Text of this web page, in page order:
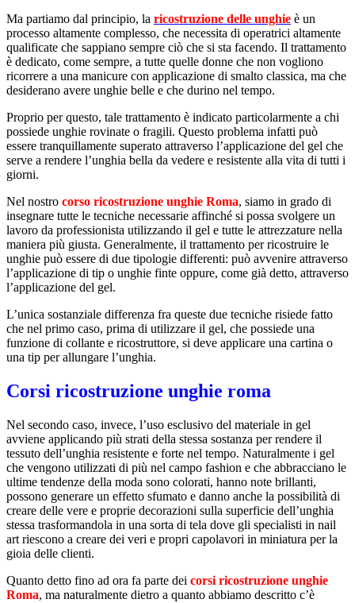
Ma partiamo dal principio, la ricostruzione delle unghie è un
processo altamente complesso, che necessita di operatrici altamente
qualificate che sappiano sempre ciò che si sta facendo. Il trattamento
è dedicato, come sempre, a tutte quelle donne che non vogliono
ricorrere a una manicure con applicazione di smalto classica, ma che
desiderano avere unghie belle e che durino nel tempo.
Proprio per questo, tale trattamento è indicato particolarmente a chi
possiede unghie rovinate o fragili. Questo problema infatti può
essere tranquillamente superato attraverso l’applicazione del gel che
serve a rendere l’unghia bella da vedere e resistente alla vita di tutti i
giorni.
Nel nostro corso ricostruzione unghie Roma, siamo in grado di
insegnare tutte le tecniche necessarie affinché si possa svolgere un
lavoro da professionista utilizzando il gel e tutte le attrezzature nella
maniera più giusta. Generalmente, il trattamento per ricostruire le
unghie può essere di due tipologie differenti: può avvenire attraverso
l’applicazione di tip o unghie finte oppure, come già detto, attraverso
l’applicazione del gel.
L’unica sostanziale differenza fra queste due tecniche risiede fatto
che nel primo caso, prima di utilizzare il gel, che possiede una
funzione di collante e ricostruttore, si deve applicare una cartina o
una tip per allungare l’unghia.
Corsi ricostruzione unghie roma
Nel secondo caso, invece, l’uso esclusivo del materiale in gel
avviene applicando più strati della stessa sostanza per rendere il
tessuto dell’unghia resistente e forte nel tempo. Naturalmente i gel
che vengono utilizzati di più nel campo fashion e che abbracciano le
ultime tendenze della moda sono colorati, hanno note brillanti,
possono generare un effetto sfumato e danno anche la possibilità di
creare delle vere e proprie decorazioni sulla superficie dell’unghia
stessa trasformandola in una sorta di tela dove gli specialisti in nail
art riescono a creare dei veri e propri capolavori in miniatura per la
gioia delle clienti.
Quanto detto fino ad ora fa parte dei corsi ricostruzione unghie
Roma, ma naturalmente dietro a quanto abbiamo descritto c’è